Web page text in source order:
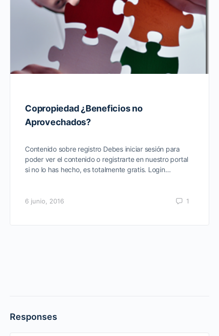
Copropiedad ¿Beneficios no
Aprovechados?
Contenido sobre registro Debes iniciar sesión para
poder ver el contenido o registrarte en nuestro portal
si no lo has hecho, es totalmente gratis. Login…
6 junio, 2016 1
Responses